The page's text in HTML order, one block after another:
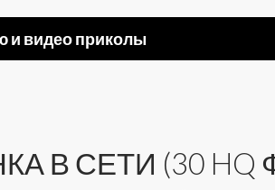
и видео приколы
В СЕТИ (30 HQ